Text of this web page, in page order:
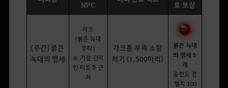
NPC
료 보상
[주간] 붉은
늑대의 맹세
라오
(붉은 늑대
부락)
※ 거점 관리
인 티토쿠 근
처
가크툼 부족 소탕
하기 (1,500마리)
붉은 늑대
의 맹세 5
개
공헌도 경
험치 300